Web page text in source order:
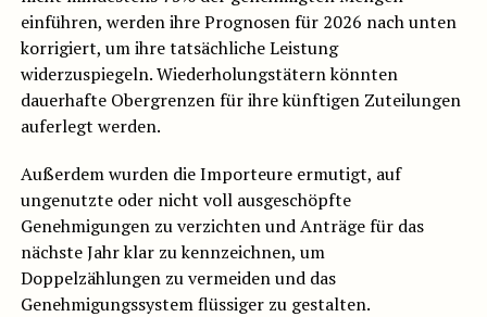
einführen, werden ihre Prognosen für 2026 nach unten
korrigiert, um ihre tatsächliche Leistung
widerzuspiegeln. Wiederholungstätern könnten
dauerhafte Obergrenzen für ihre künftigen Zuteilungen
auferlegt werden.
Außerdem wurden die Importeure ermutigt, auf
ungenutzte oder nicht voll ausgeschöpfte
Genehmigungen zu verzichten und Anträge für das
nächste Jahr klar zu kennzeichnen, um
Doppelzählungen zu vermeiden und das
Genehmigungssystem flüssiger zu gestalten.